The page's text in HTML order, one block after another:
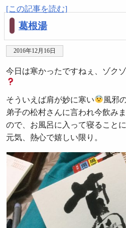
[この記事を読む]
葛根湯
2016年12月16日
今日は寒かったですねぇ、ゾク
そういえば肩が妙に寒い
風邪
弟子の松村さんに言われ今飲み
ので、お風呂に入って寝ること
元気、熱心で嬉しい限り。